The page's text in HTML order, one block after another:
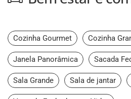
Cozinha Gourmet Cozinha
Janela Panorâmica Sacada
Sala Grande Sala de jantar